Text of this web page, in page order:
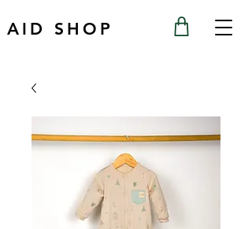
AID SHOP